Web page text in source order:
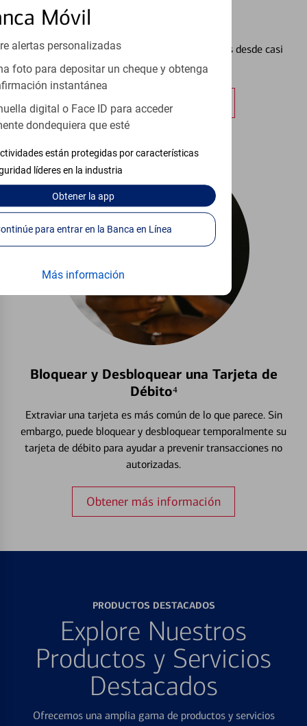
Móvil
alertas personalizadas
foto para depositar un cheque y obtenga
instantánea
digital o Face ID para acceder
dondequiera que esté
están protegidas por características
líderes en la industria
Obtenerla app
Continúe para entrar en la Banca en Línea
Más información
Vea cómo mantener el control de sus finanzas desde casi
cualquier lugar.
Obtener más información
Bloquear y Desbloquear una Tarjeta de
Débito⁴
Extraviar una tarjeta es más común de lo que parece. Sin
embargo, puede bloquear y desbloquear temporalmente su
tarjeta de débito para ayudar a prevenir transacciones no
autorizadas.
Obtener más información
PRODUCTOS DESTACADOS
Explore Nuestros
Productos y Servicios
Destacados
Ofrecemos una amplia gama de productos y servicios